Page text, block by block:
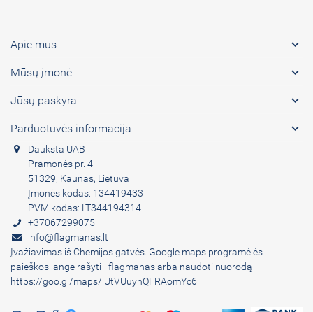
Apie mus 
Mūsų įmonė 
Jūsų paskyra 
Parduotuvės informacija 
Dauksta UAB
Pramonės pr. 4
51329, Kaunas, Lietuva
Įmonės kodas: 134419433
PVM kodas: LT344194314
+37067299075
info@flagmanas.lt
Įvažiavimas iš Chemijos gatvės. Google maps programėlės
paieškos lange rašyti - flagmanas arba naudoti nuorodą
https://goo.gl/maps/iUtVUuynQFRAomYc6